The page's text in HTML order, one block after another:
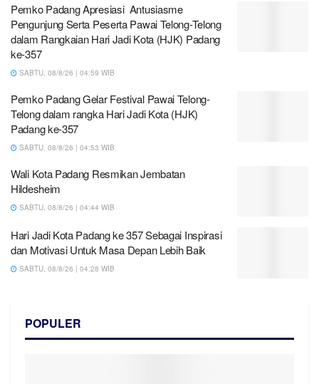
Pemko Padang Apresiasi Antusiasme
Pengunjung Serta Peserta Pawai Telong-Telong
dalam Rangkaian Hari Jadi Kota (HJK) Padang
ke-357
SABTU, 08/8/26 | 04:59 WIB
Pemko Padang Gelar Festival Pawai Telong-
Telong dalam rangka Hari Jadi Kota (HJK)
Padang ke-357
SABTU, 08/8/26 | 04:53 WIB
Wali Kota Padang Resmikan Jembatan
Hildesheim
SABTU, 08/8/26 | 04:44 WIB
Hari Jadi Kota Padang ke 357 Sebagai Inspirasi
dan Motivasi Untuk Masa Depan Lebih Baik
SABTU, 08/8/26 | 04:28 WIB
POPULER